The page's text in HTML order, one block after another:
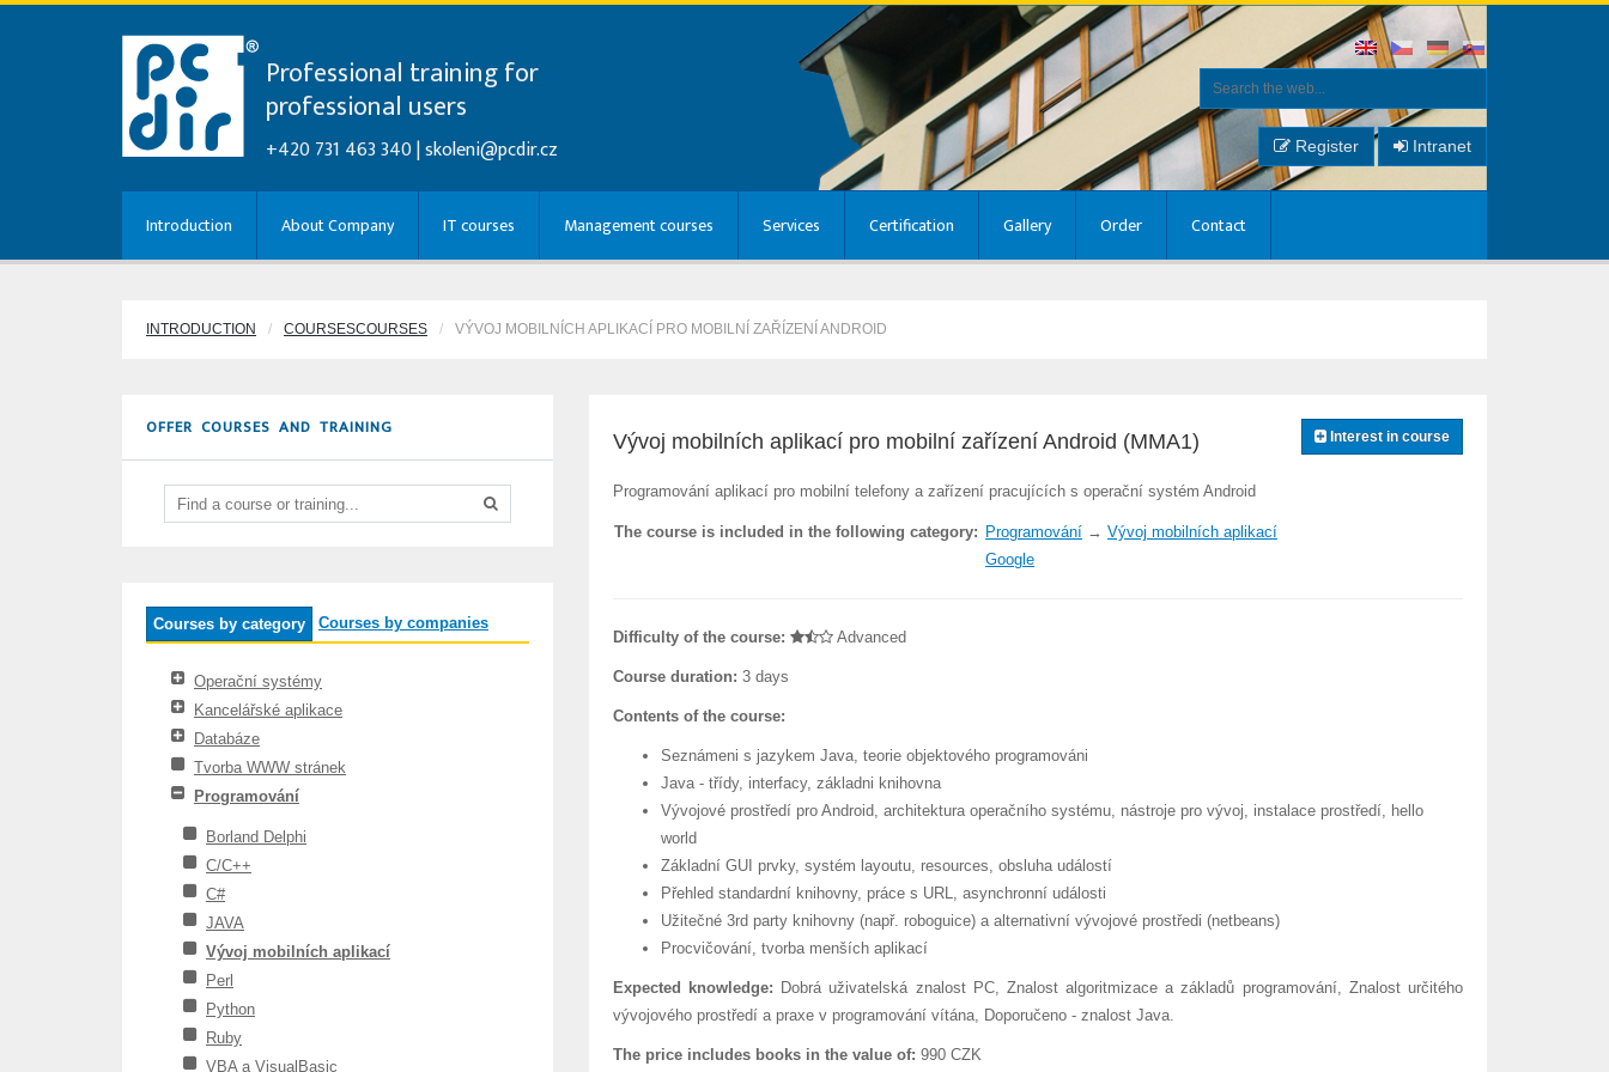
Professional training for
professional users
+420 731 463 340 |skoleni@pcdir.cz Register Intranet
Introduction About Company IT courses Management courses Services Certification Gallery Order Contact
INTRODUCTION COURSESCOURSES VÝVOJ MOBILNÍCH APLIKACÍ PRO MOBILNÍ ZAŘÍZENÍ ANDROID
OFFER COURSES AND TRAINING
Courses by category Courses by companies
Operační systémy
Kancelářské aplikace
Databáze
Tvorba WWW stránek
Programování
Borland Delphi
C/C++
C#
JAVA
Vývoj mobilních aplikací
Perl
Python
Ruby
VBA a VisualBasic
Interest in course
Vývoj mobilních aplikací pro mobilní zařízení Android (MMA1)
Programování aplikací pro mobilní telefony a zařízení pracujících s operační systém Android
The course is included in the following category: Programování→ Vývoj mobilních aplikací
Google
Difficulty of the course: Advanced
Course duration: 3 days
Contents of the course:
Seznámeni s jazykem Java, teorie objektového programováni
Java - třídy, interfacy, základni knihovna
Vývojové prostředí pro Android, architektura operačního systému, nástroje pro vývoj, instalace prostředí, hello
world
Základní GUI prvky, systém layoutu, resources, obsluha událostí
Přehled standardní knihovny, práce s URL, asynchronní události
Užitečné 3rd party knihovny (např. roboguice) a alternativní vývojové prostředi (netbeans)
Procvičování, tvorba menších aplikací
Expected knowledge: Dobrá uživatelská znalost PC, Znalost algoritmizace a základů programování, Znalost určitého
vývojového prostředí a praxe v programování vítána, Doporučeno - znalost Java.
The price includes books in the value of: 990 CZK